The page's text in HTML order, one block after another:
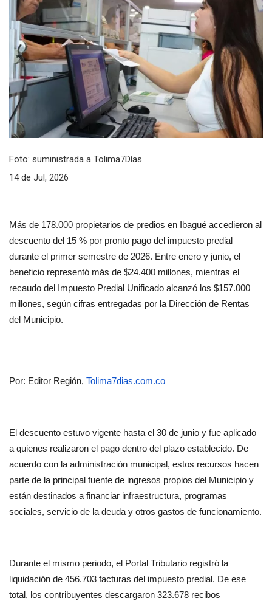
Foto: suministrada a Tolima7Días.
14 de Jul, 2026
Más de 178.000 propietarios de predios en Ibagué accedieron al
descuento del 15 % por pronto pago del impuesto predial
durante el primer semestre de 2026. Entre enero y junio, el
beneficio representó más de $24.400 millones, mientras el
recaudo del Impuesto Predial Unificado alcanzó los $157.000
millones, según cifras entregadas por la Dirección de Rentas
del Municipio.
Por: Editor Región, Tolima7dias.com.co
El descuento estuvo vigente hasta el 30 de junio y fue aplicado
a quienes realizaron el pago dentro del plazo establecido. De
acuerdo con la administración municipal, estos recursos hacen
parte de la principal fuente de ingresos propios del Municipio y
están destinados a financiar infraestructura, programas
sociales, servicio de la deuda y otros gastos de funcionamiento.
Durante el mismo periodo, el Portal Tributario registró la
liquidación de 456.703 facturas del impuesto predial. De ese
total, los contribuyentes descargaron 323.678 recibos